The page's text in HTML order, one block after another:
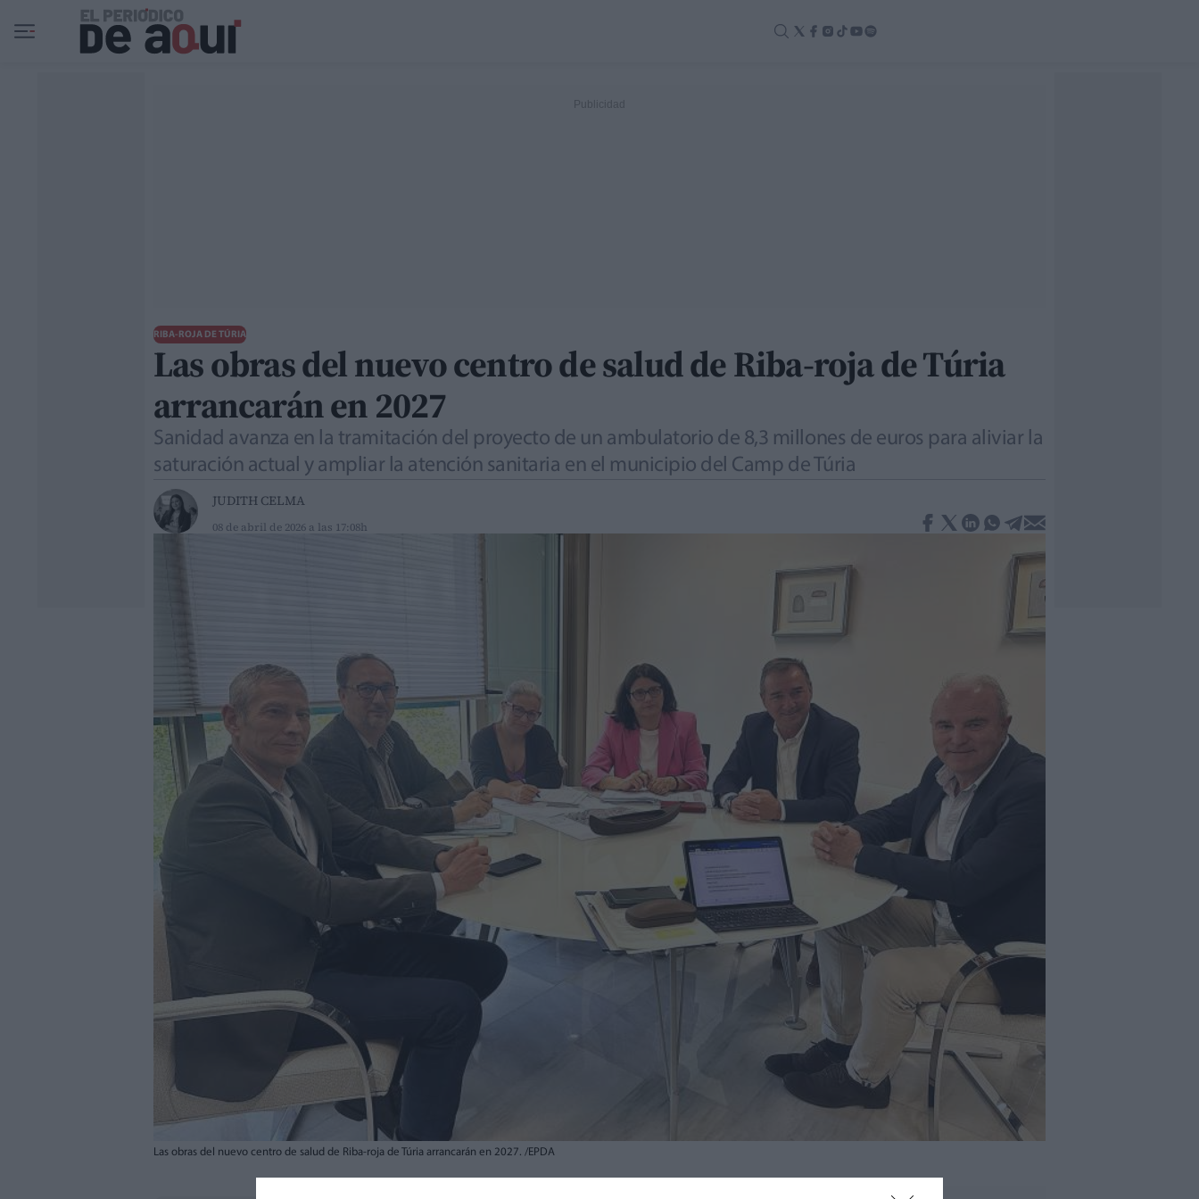
Ir al contenido principal
RIBA-ROJA DE TÚRIA
Las obras del nuevo centro de salud de Riba-roja de Túria
arrancarán en 2027
Sanidad avanza en la tramitación del proyecto de un ambulatorio de 8,3 millones de euros para aliviar la
saturación actual y ampliar la atención sanitaria en el municipio del Camp de Túria
JUDITH CELMA
08 de abril de 2026 a las 17:08h
Las obras del nuevo centro de salud de Riba-roja de Túria arrancarán en 2027. /EPDA